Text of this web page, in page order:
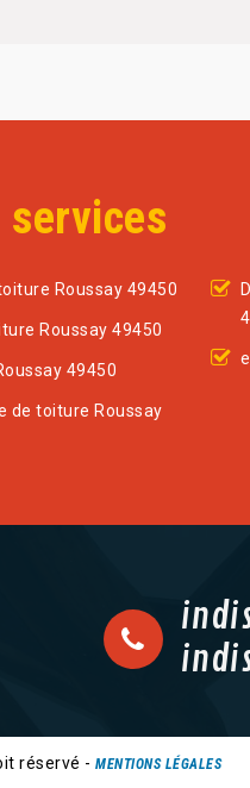
Roussay 49450
Roussay 49450
49450
de toiture Roussay
réservé - MENTIONS LÉGALES